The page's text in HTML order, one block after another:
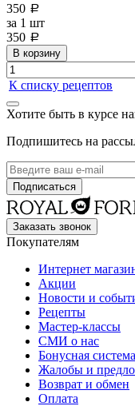
350 a
за 1 шт
350 a
В корзину
К списку рецептов
Хотите быть в курсе
Подпишитесь на
Заказать звонок
Покупателям
Интернет
Акции
Новости и
Рецепты
Мастер-классы
СМИ о нас
Бонусная система
Жалобы и
Возврат и обмен
Оплата